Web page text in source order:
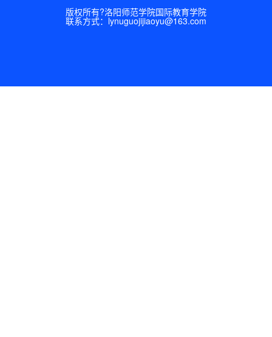
版权所有?洛阳师范学院国际教育学院
联系方式：lynuguojijiaoyu@163.com